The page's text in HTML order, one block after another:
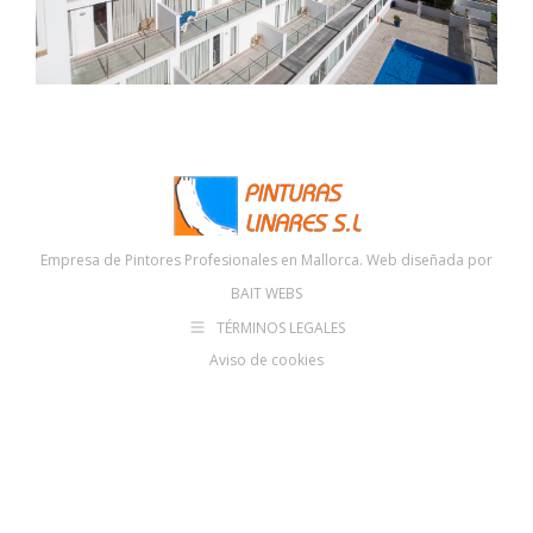
Empresa de Pintores Profesionales en Mallorca. Web diseñada por
BAIT WEBS
TÉRMINOS LEGALES
Aviso de cookies